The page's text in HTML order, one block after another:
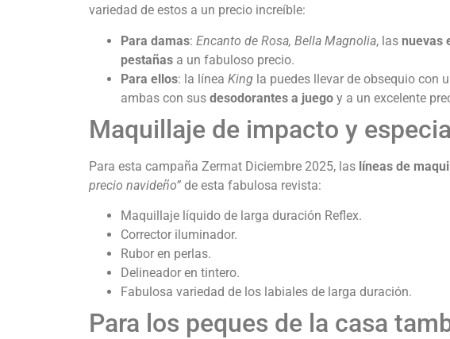
variedad de estos a un precio increíble:
Para damas: Encanto de Rosa, Bella Magnolia, las nuevas
pestañas a un fabuloso precio.
Para ellos: la línea King la puedes llevar de obsequio con
ambas con sus desodorantes a juego y a un excelente
Maquillaje de impacto y
Para esta campaña Zermat Diciembre 2025, las líneas de
precio navideño” de esta fabulosa revista:
Maquillaje líquido de larga duración Reflex.
Corrector iluminador.
Rubor en perlas.
Delineador en tintero.
Fabulosa variedad de los labiales de larga duración.
Para los peques de la casa